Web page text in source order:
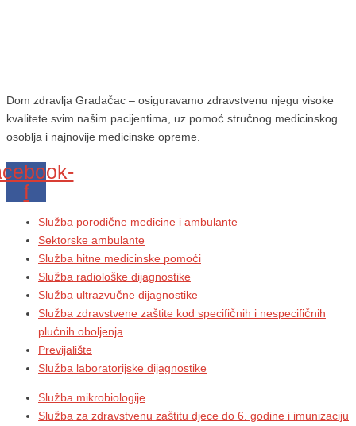
Dom zdravlja Gradačac – osiguravamo zdravstvenu njegu visoke
kvalitete svim našim pacijentima, uz pomoć stručnog medicinskog
osoblja i najnovije medicinske opreme.
f
Služba porodične medicine i ambulante
Sektorske ambulante
Služba hitne medicinske pomoći
Služba radiološke dijagnostike
Služba ultrazvučne dijagnostike
Služba zdravstvene zaštite kod specifičnih i nespecifičnih
plućnih oboljenja
Previjalište
Služba laboratorijske dijagnostike
Služba mikrobiologije
Služba za zdravstvenu zaštitu djece do 6. godine i imunizaciju